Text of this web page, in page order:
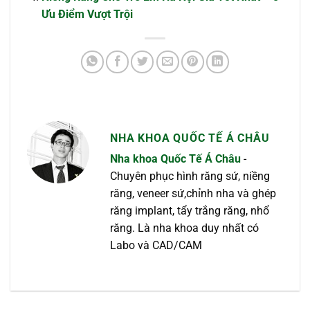
Ưu Điểm Vượt Trội
NHA KHOA QUỐC TẾ Á CHÂU
Nha khoa Quốc Tế Á Châu -
Chuyên phục hình răng sứ, niềng
răng, veneer sứ,chỉnh nha và ghép
răng implant, tẩy trắng răng, nhổ
răng. Là nha khoa duy nhất có
Labo và CAD/CAM